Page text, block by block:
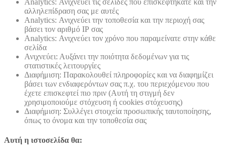
αλληλεπίδραση σας με αυτές
Analytics: Ανιχνεύει την τοποθεσία και την περιοχή σας
βάσει τον αριθμό ΙΡ σας
Analytics: Ανιχνεύει τον χρόνο που παραμείνατε στην κάθε
σελίδα
Ανιχνεύει: Αυξάνει την ποιότητα δεδομένων για τις
στατιστικές λειτουργίες
Διαφήμιση: Παρακολουθεί πληροφορίες και να διαφημίζει
βάσει των ενδιαφερόντων σας π.χ. του περιεχόμενου που
έχετε επισκεφτεί πιο πριν (Αυτή τη στιγμή δεν
χρησιμοποιούμε στόχευση ή cookies στόχευσης)
Διαφήμιση: Συλλέγει στοιχεία προσωπικής ταυτοποίησης,
όπως το όνομα και την τοποθεσία σας
Αυτή η ιστοσελίδα θα: